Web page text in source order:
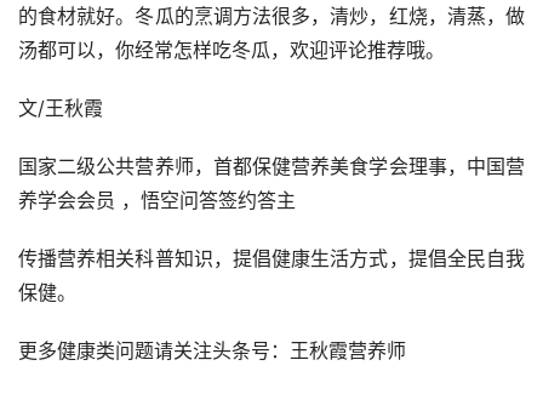
的食材就好。冬瓜的烹调方法很多，清炒，红烧，清蒸，做
汤都可以，你经常怎样吃冬瓜，欢迎评论推荐哦。
文/王秋霞
国家二级公共营养师，首都保健营养美食学会理事，中国营
养学会会员 ，悟空问答签约答主
传播营养相关科普知识，提倡健康生活方式，提倡全民自我
保健。
更多健康类问题请关注头条号：王秋霞营养师